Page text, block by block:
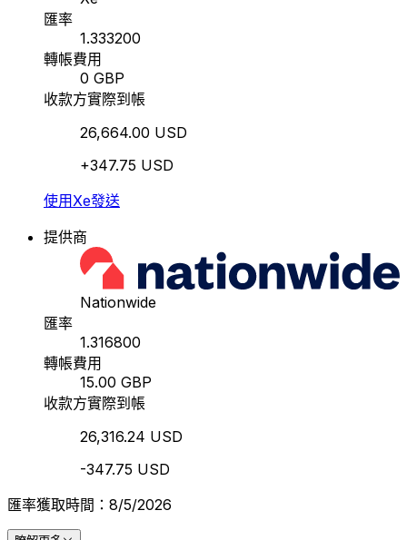
匯率
1.333200
轉帳費用
0 GBP
收款方實際到帳
26,664.00 USD
+347.75 USD
使用Xe發送
提供商
Nationwide
匯率
1.316800
轉帳費用
15.00 GBP
收款方實際到帳
26,316.24 USD
-347.75 USD
匯率獲取時間：8/5/2026